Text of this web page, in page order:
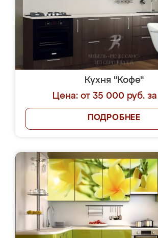
Кухня "Кофе"
Цена: от 35 000 руб.
ПОДРОБНЕЕ